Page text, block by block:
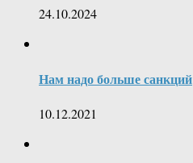
24.10.2024
Нам надо больше санкций
10.12.2021